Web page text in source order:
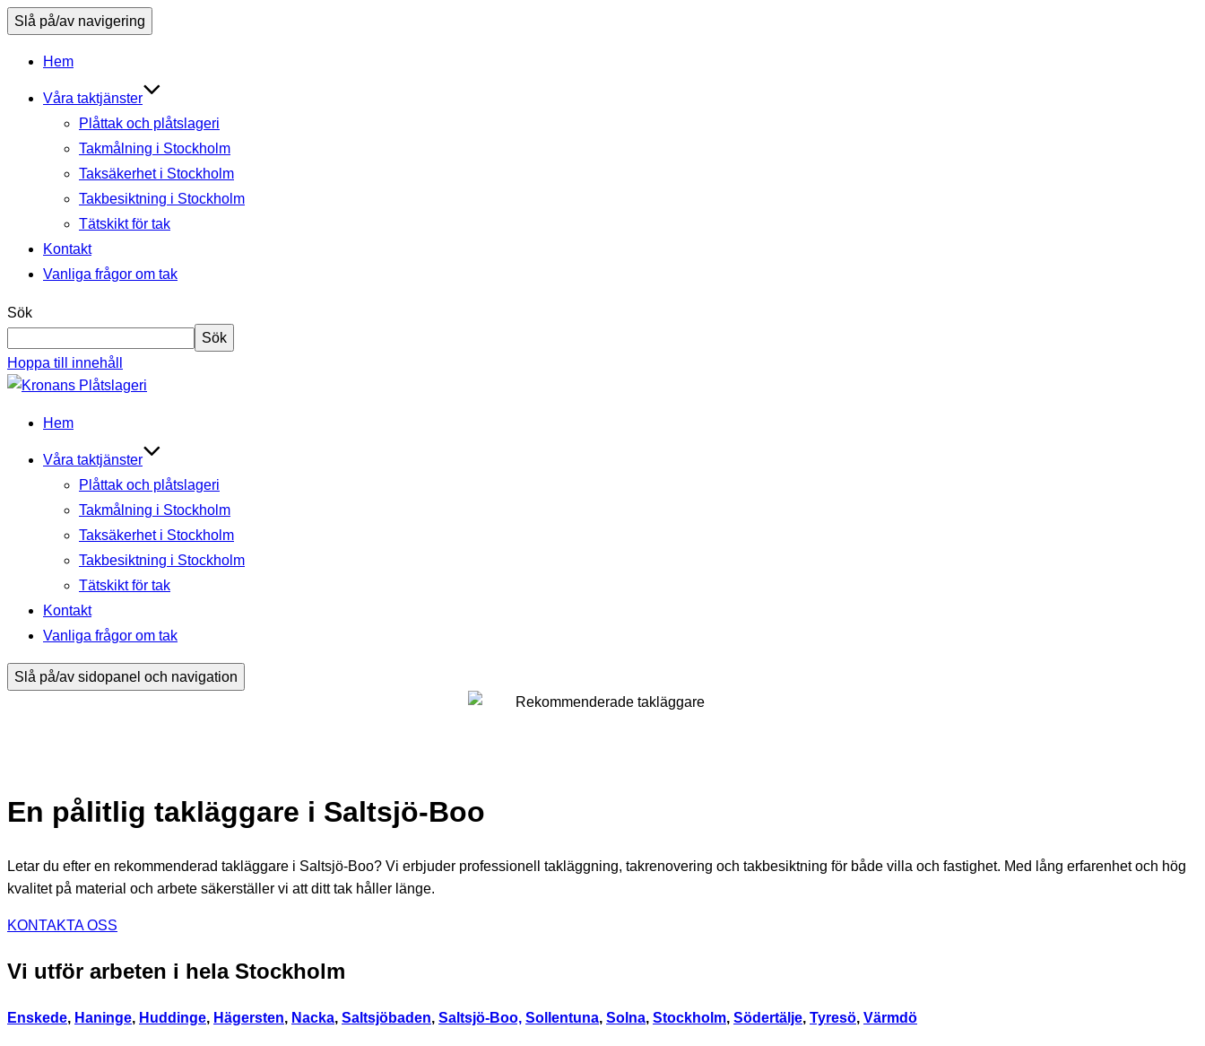
Slå på/av navigering
Hem
Våra taktjänster
Plåttak och plåtslageri
Takmålning i Stockholm
Taksäkerhet i Stockholm
Takbesiktning i Stockholm
Tätskikt för tak
Kontakt
Vanliga frågor om tak
Sök
Sök
Hoppa till innehåll
Hem
Våra taktjänster
Plåttak och plåtslageri
Takmålning i Stockholm
Taksäkerhet i Stockholm
Takbesiktning i Stockholm
Tätskikt för tak
Kontakt
Vanliga frågor om tak
Slå på/av sidopanel och navigation
En pålitlig takläggare i Saltsjö-Boo
Letar du efter en rekommenderad takläggare i Saltsjö-Boo? Vi erbjuder professionell takläggning, takrenovering och takbesiktning för både villa och fastighet. Med lång erfarenhet och hög
kvalitet på material och arbete säkerställer vi att ditt tak håller länge.
KONTAKTA OSS
Vi utför arbeten i hela Stockholm
Enskede, Haninge, Huddinge, Hägersten, Nacka, Saltsjöbaden, Saltsjö-Boo, Sollentuna, Solna, Stockholm, Södertälje, Tyresö, Värmdö